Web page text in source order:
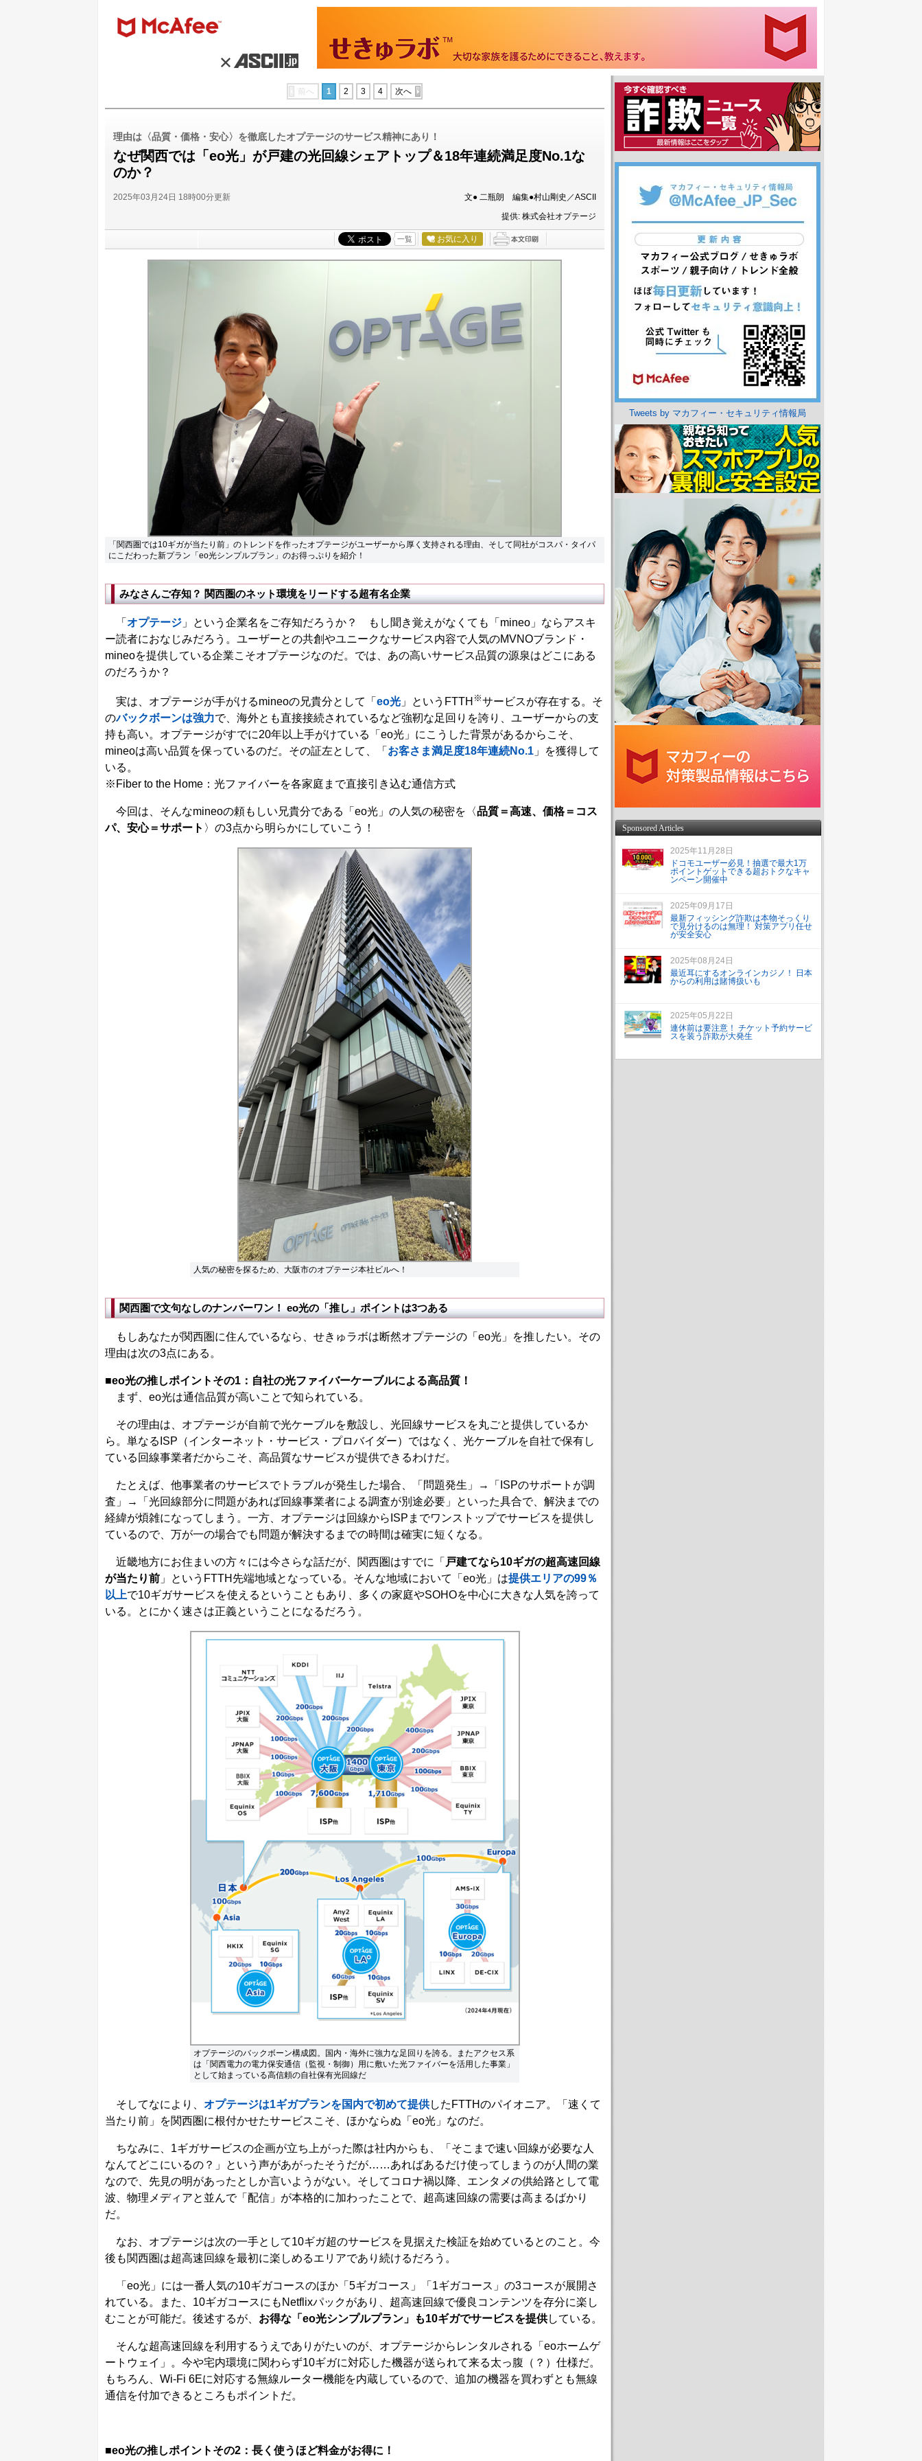
前へ 1 2 3 4 次へ
理由は〈品質・価格・安心〉を徹底したオプテージのサービス精神にあり！
なぜ関西では「eo光」が戸建の光回線シェアトップ＆18年連続満足度No.1な
のか？
2025年03月24日 18時00分更新
文● 二瓶朗 編集●村山剛史／ASCII
提供: 株式会社オプテージ
一覧 お気に入り
「関西圏では10ギガが当たり前」のトレンドを作ったオプテージがユーザーから厚く支持される理由、そして同社がコスパ・タイパ
にこだわった新プラン「eo光シンプルプラン」のお得っぷりを紹介！
みなさんご存知？ 関西圏のネット環境をリードする超有名企業
「 オプテージ 」という企業名をご存知だろうか？ もし聞き覚えがなくても「mineo」ならアスキ
ー読者におなじみだろう。ユーザーとの共創やユニークなサービス内容で人気のMVNOブランド・
mineoを提供している企業こそオプテージなのだ。では、あの高いサービス品質の源泉はどこにある
のだろうか？
実は、オプテージが手がけるmineoの兄貴分として「 eo光 」というFTTH ※サービスが存在する。そ
のバックボーンは強力で、海外とも直接接続されているなど強靭な足回りを誇り、ユーザーからの支
持も高い。オプテージがすでに20年以上手がけている「eo光」にこうした背景があるからこそ、
mineoは高い品質を保っているのだ。その証左として、「 お客さま満足度18年連続No.1 」を獲得して
いる。
※Fiber to the Home：光ファイバーを各家庭まで直接引き込む通信方式
今回は、そんなmineoの頼もしい兄貴分である「eo光」の人気の秘密を〈品質＝高速、価格＝コス
パ、安心＝サポート 〉の3点から明らかにしていこう！
人気の秘密を探るため、大阪市のオプテージ本社ビルへ！
関西圏で文句なしのナンバーワン！ eo光の「推し」ポイントは3つある
もしあなたが関西圏に住んでいるなら、せきゅラボは断然オプテージの「eo光」を推したい。その
理由は次の3点にある。
■eo光の推しポイントその1：自社の光ファイバーケーブルによる高品質！
まず、eo光は通信品質が高いことで知られている。
その理由は、オプテージが自前で光ケーブルを敷設し、光回線サービスを丸ごと提供しているか
ら。単なるISP（インターネット・サービス・プロバイダー）ではなく、光ケーブルを自社で保有し
ている回線事業者だからこそ、高品質なサービスが提供できるわけだ。
たとえば、他事業者のサービスでトラブルが発生した場合、「問題発生」→「ISPのサポートが調
査」→「光回線部分に問題があれば回線事業者による調査が別途必要」といった具合で、解決までの
経緯が煩雑になってしまう。一方、オプテージは回線からISPまでワンストップでサービスを提供し
ているので、万が一の場合でも問題が解決するまでの時間は確実に短くなる。
近畿地方にお住まいの方々には今さらな話だが、関西圏はすでに「 戸建てなら10ギガの超高速回線
が当たり前 」というFTTH先端地域となっている。そんな地域において「eo光」は提供エリアの99％
以上で10ギガサービスを使えるということもあり、多くの家庭やSOHOを中心に大きな人気を誇って
いる。とにかく速さは正義ということになるだろう。
オプテージのバックボーン構成図。国内・海外に強力な足回りを誇る。またアクセス系
は「関西電力の電力保安通信（監視・制御）用に敷いた光ファイバーを活用した事業」
として始まっている高信頼の自社保有光回線だ
そしてなにより、 オプテージは1ギガプランを国内で初めて提供したFTTHのパイオニア。「速くて
当たり前」を関西圏に根付かせたサービスこそ、ほかならぬ「eo光」なのだ。
ちなみに、1ギガサービスの企画が立ち上がった際は社内からも、「そこまで速い回線が必要な人
なんてどこにいるの？」という声があがったそうだが……あればあるだけ使ってしまうのが人間の業
なので、先見の明があったとしか言いようがない。そしてコロナ禍以降、エンタメの供給路として電
波、物理メディアと並んで「配信」が本格的に加わったことで、超高速回線の需要は高まるばかり
だ。
なお、オプテージは次の一手として10ギガ超のサービスを見据えた検証を始めているとのこと。今
後も関西圏は超高速回線を最初に楽しめるエリアであり続けるだろう。
「eo光」には一番人気の10ギガコースのほか「5ギガコース」「1ギガコース」の3コースが展開さ
れている。また、10ギガコースにもNetflixパックがあり、超高速回線で優良コンテンツを存分に楽し
むことが可能だ。後述するが、 お得な「eo光シンプルプラン」も10ギガでサービスを提供している。
そんな超高速回線を利用するうえでありがたいのが、オプテージからレンタルされる「eoホームゲ
ートウェイ」。今や宅内環境に関わらず10ギガに対応した機器が送られて来る太っ腹（？）仕様だ。
もちろん、Wi-Fi 6Eに対応する無線ルーター機能を内蔵しているので、追加の機器を買わずとも無線
通信を付加できるところもポイントだ。
■eo光の推しポイントその2：長く使うほど料金がお得に！
Tweets by マカフィー・セキュリティ情報局
Sponsored Articles
2025年11月28日
ドコモユーザー必見！抽選で最大1万
ポイントゲットできる超おトクなキャ
ンペーン開催中
2025年09月17日
最新フィッシング詐欺は本物そっくり
で見分けるのは無理！ 対策アプリ任せ
が安全安心
2025年08月24日
最近耳にするオンラインカジノ！ 日本
からの利用は賭博扱いも
2025年05月22日
連休前は要注意！ チケット予約サービ
スを装う詐欺が大発生